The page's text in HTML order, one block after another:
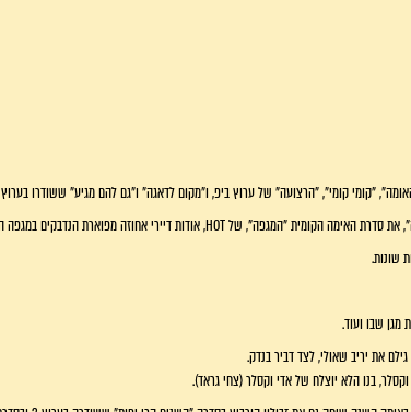
"קומי קומי", "הרצועה" של ערוץ ביפ, ו"מקום לדאגה" ו"גם להם מגיע" ששודרו בערוץ 10.
בנו הלא יוצלח של אדי וקסלר (צחי גראד).